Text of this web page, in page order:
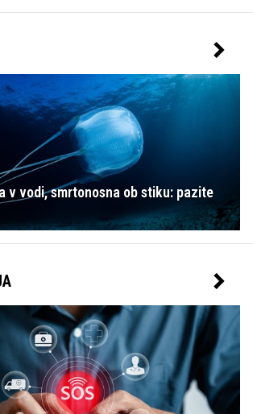
v vodi, smrtonosna ob stiku: pazite